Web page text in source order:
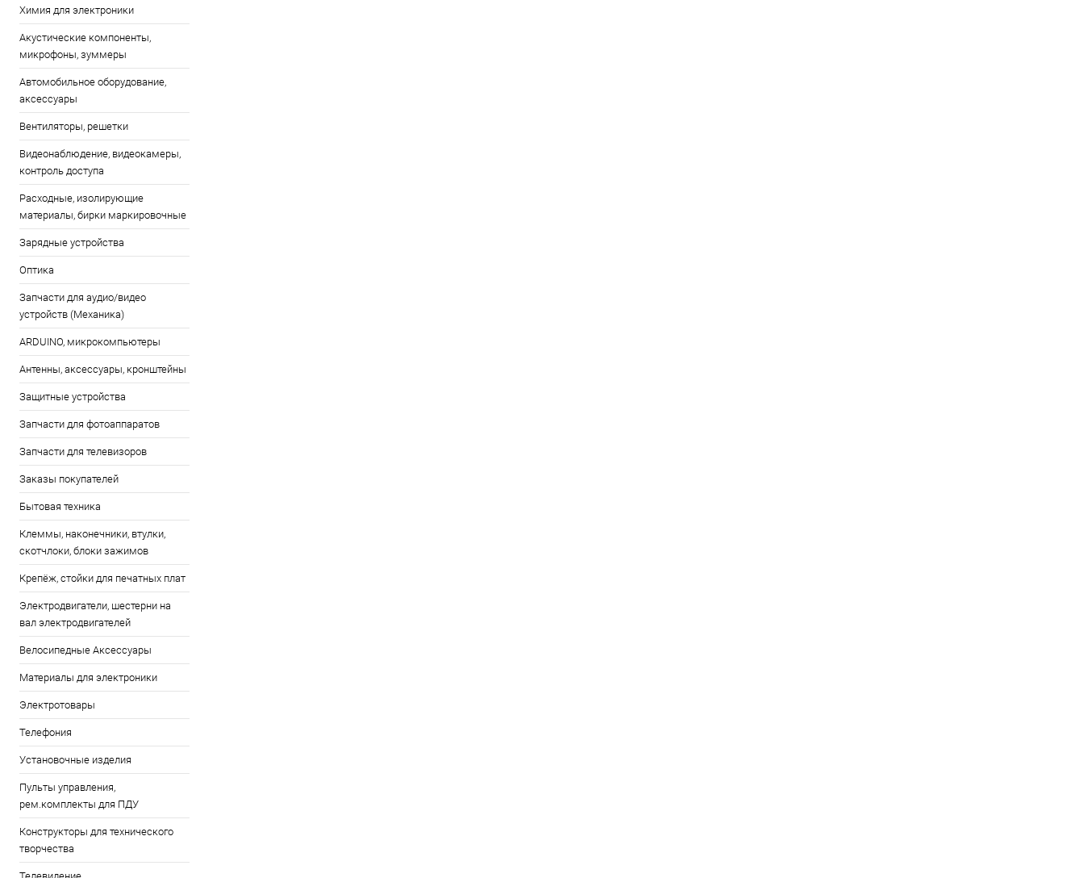
Химия для электроники
Акустические компоненты,
микрофоны, зуммеры
Автомобильное оборудование,
аксессуары
Вентиляторы, решетки
Видеонаблюдение, видеокамеры,
контроль доступа
Расходные, изолирующие
материалы, бирки маркировочные
Зарядные устройства
Оптика
Запчасти для аудио/видео
устройств (Механика)
ARDUINO, микрокомпьютеры
Антенны, аксессуары, кронштейны
Защитные устройства
Запчасти для фотоаппаратов
Запчасти для телевизоров
Заказы покупателей
Бытовая техника
Клеммы, наконечники, втулки,
скотчлоки, блоки зажимов
Крепёж, стойки для печатных плат
Электродвигатели, шестерни на
вал электродвигателей
Велосипедные Аксессуары
Материалы для электроники
Электротовары
Телефония
Установочные изделия
Пульты управления,
рем.комплекты для ПДУ
Конструкторы для технического
творчества